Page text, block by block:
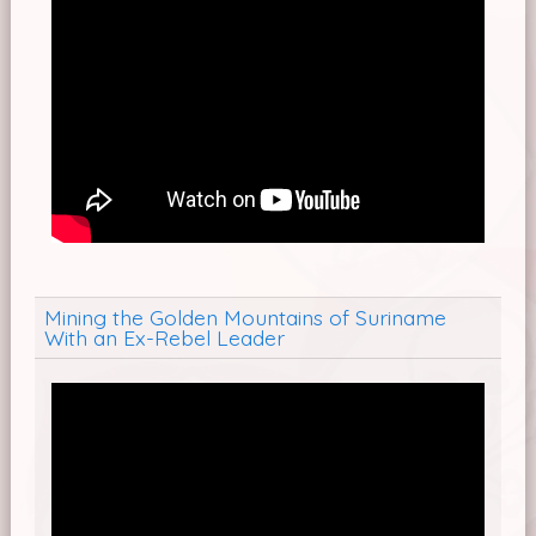
Mining the Golden Mountains of Suriname
With an Ex-Rebel Leader